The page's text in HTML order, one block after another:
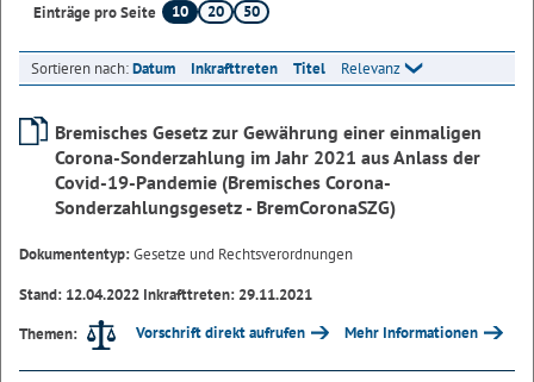
Einträge pro Seite
10 20 50
Sortieren nach:Datum Inkrafttreten Titel Relevanz
Bremisches Gesetz zur Gewährung einer einmaligen
Corona-Sonderzahlung im Jahr 2021 aus Anlass der
Covid-19-Pandemie (Bremisches Corona-
Sonderzahlungsgesetz - BremCoronaSZG)
Dokumententyp:Gesetze und Rechtsverordnungen
Stand: 12.04.2022 Inkrafttreten: 29.11.2021
Themen:
Vorschrift direkt aufrufen Mehr Informationen